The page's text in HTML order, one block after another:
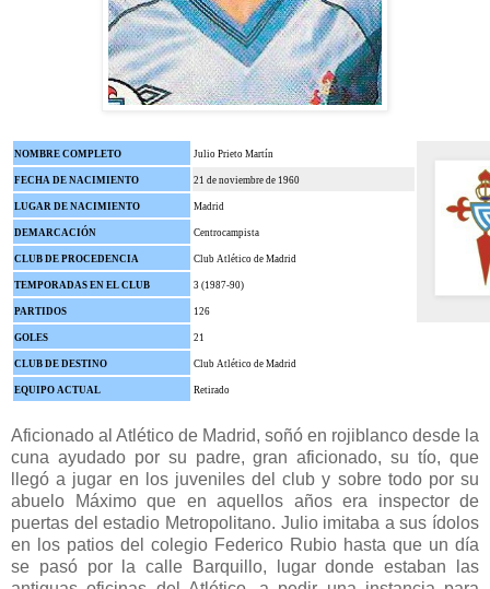
NOMBRE COMPLETO Julio Prieto Martín
FECHA DE NACIMIENTO 21 de noviembre de 1960
LUGAR DE NACIMIENTO Madrid
DEMARCACIÓN Centrocampista
CLUB DE PROCEDENCIA Club Atlético de Madrid
TEMPORADAS EN EL CLUB 3 (1987-90)
PARTIDOS 126
GOLES 21
CLUB DE DESTINO Club Atlético de Madrid
EQUIPO ACTUAL Retirado
Aficionado al Atlético de Madrid, soñó en rojiblanco desde la
cuna ayudado por su padre, gran aficionado, su tío, que
llegó a jugar en los juveniles del club y sobre todo por su
abuelo Máximo que en aquellos años era inspector de
puertas del estadio Metropolitano. Julio imitaba a sus ídolos
en los patios del colegio Federico Rubio hasta que un día
se pasó por la calle Barquillo, lugar donde estaban las